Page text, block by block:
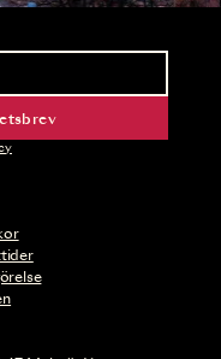
och biljettsläpp.